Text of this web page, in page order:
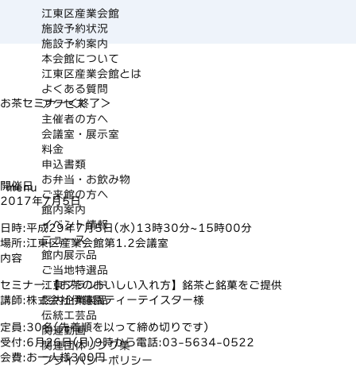
menu
江東区産業会館
施設予約状況
施設予約案内
本会館について
江東区産業会館とは
よくある質問
アクセス
主催者の方へ
会議室・展示室
料金
申込書類
お弁当・お飲み物
ご来館の方へ
館内案内
イベント情報
ニュース
館内展示品
ご当地特選品
江東ブランド
区内企業製品
伝統工芸品
関連動画
関連団体リンク集
プライバシーポリシー
お茶セミナー＜終了＞
開催日
2017年7月5日
日時:平成29年7月5日(水)13時30分~15時00分
場所:江東区産業会館第1.2会議室
内容
セミナー:【お茶のおいしい入れ方】銘茶と銘菓をご提供
講師:株式会社伊藤園ティーテイスター様
定員:30名(先着順を以って締め切りです)
受付:6月26日(月)9時から電話:03-5634-0522
会費:お一人様300円